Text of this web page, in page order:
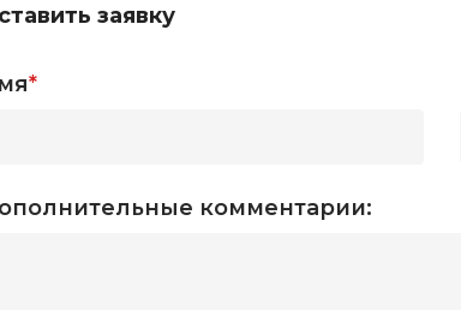
заявку
*
комментарии: